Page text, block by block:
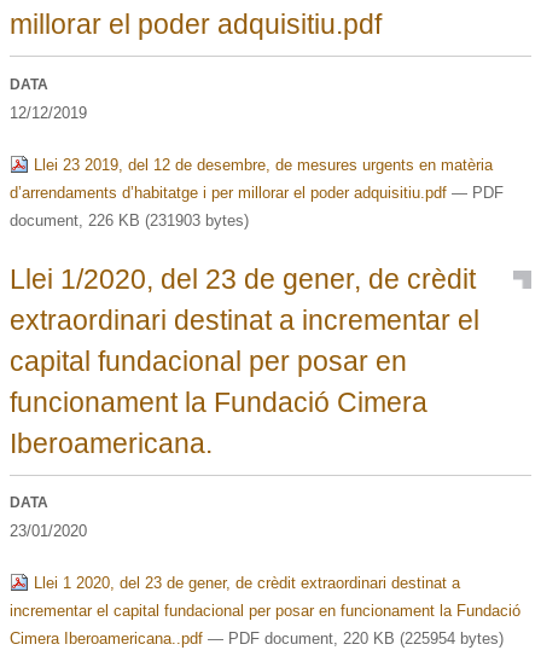
millorar el poder adquisitiu.pdf
DATA
12/12/2019
Llei 23 2019, del 12 de desembre, de mesures urgents en matèria
d’arrendaments d’habitatge i per millorar el poder adquisitiu.pdf— PDF
document, 226 KB (231903 bytes)
Llei 1/2020, del 23 de gener, de crèdit
extraordinari destinat a incrementar el
capital fundacional per posar en
funcionament la Fundació Cimera
Iberoamericana.
DATA
23/01/2020
Llei 1 2020, del 23 de gener, de crèdit extraordinari destinat a
incrementar el capital fundacional per posar en funcionament la Fundació
Cimera Iberoamericana..pdf— PDF document, 220 KB (225954 bytes)